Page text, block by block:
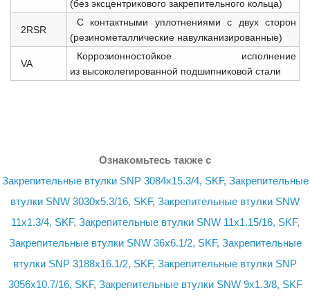
(без эксцентрикового закрепительного кольца)
2RSR
С контактными уплотнениями с двух сторон
(резинометаллические навулканизированные)
VA
Коррозионностойкое исполнение
из высоколегированной подшипниковой стали
Ознакомьтесь также с
Закрепительные втулки SNP 3084x15.3/4, SKF, Закрепительные
втулки SNW 3030x5.3/16, SKF, Закрепительные втулки SNW
11x1.3/4, SKF, Закрепительные втулки SNW 11x1.15/16, SKF,
Закрепительные втулки SNW 36x6.1/2, SKF, Закрепительные
втулки SNP 3188x16.1/2, SKF, Закрепительные втулки SNP
3056x10.7/16, SKF, Закрепительные втулки SNW 9x1.3/8, SKF